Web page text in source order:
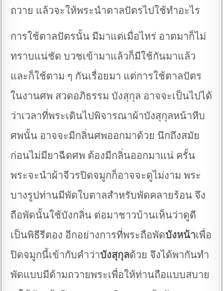
ถวาย แล้วจะให้พระนำตาลปัตรไปใช้ทำอะไร
การใช้ตาลปัตรนั้น มีมาแต่เมื่อไหร่ อาตมาก็ไม่
ทราบแน่ชัด บวชเข้ามาแล้วก็มีใช้กันมาแล้ว
และก็ใช้ตาม ๆ กันเรื่อยมา แต่การใช้ตาลปัตร
ในงานศพ สวดอภิธรรม บังสุกุล อาจจะเป็นไปได้
ว่าเวลาที่พระเดินไปพิจารณาผ้าบังสุกุลหน้าหีบ
ศพนั้น อาจจะมีกลิ่นศพออกมาด้วย นึกถึงสมัย
ก่อนไม่มียาฉีดศพ ต้องมีกลิ่นออกมาแน่ ครั้น
พระจะนำผ้าจีวรปิดจมูกก็อาจจะดูไม่งาม พระ
บางรูปท่านมีพัดใบตาลสำหรับพัดคลายร้อน จึง
ถือพัดนั้นใช้บังกลิ่น ต่อมาชาวบ้านเห็นว่าดูดี
เป็นพิธีรีตอง อีกอย่างการที่พระถือพัดบังหน้าเพื่อ
ปิดจมูกนี้เข้ากับคำว่าบังสุกุลด้วย จึงได้พากันทำ
พัดแบบมีด้ามถวายพระเพื่อให้ท่านถือแบบสบาย